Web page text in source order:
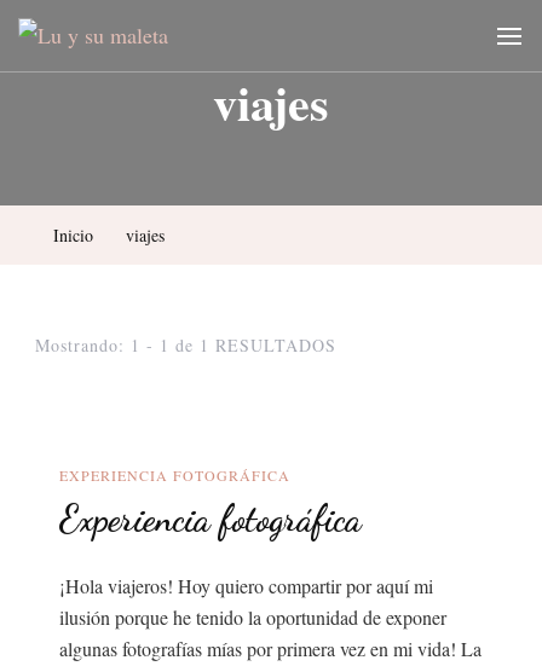
Lu y su maleta
Blog de viajes y fotografía
viajes
Inicio viajes
Mostrando: 1 - 1 de 1 RESULTADOS
EXPERIENCIA FOTOGRÁFICA
Experiencia fotográfica
¡Hola viajeros! Hoy quiero compartir por aquí mi
ilusión porque he tenido la oportunidad de exponer
algunas fotografías mías por primera vez en mi vida! La